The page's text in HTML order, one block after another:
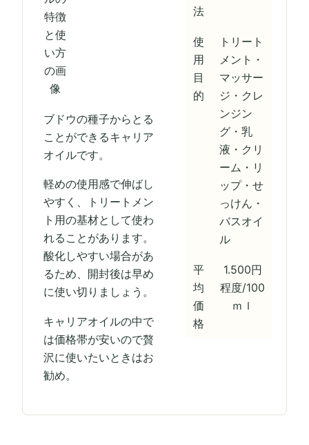
ブドウの種子からとる
ことができるキャリア
オイルです。
軽めの使用感で伸ばし
やすく、トリートメン
ト用の基材として使わ
れることがあります。
酸化しやすい場合があ
るため、開封後は早め
に使い切りましょう。
キャリアオイルの中で
は価格帯が安いので贅
沢に使いたいときはお
勧め。
法
使
用
目
的
トリート
メント・
マッサー
ジ・クレ
ンジン
グ・乳
液・クリ
ーム・リ
ップ・せ
っけん・
バスオイ
ル
平
均
価
格
1.500円
程度/100
ｍｌ